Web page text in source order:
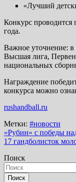
«Лучший
Конкурс проводится
года.
Важное уточнение: в
Высшая лига,
национальных
Награждение
конкурса можно
rushandball.ru
Метки: #новости
Навигация
по
записям
«Рубин» с победы
17 гандболисток
Поиск
Поиск